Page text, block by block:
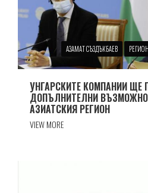
АЗАМАТ СЪЗДЪКБАЕВ
УНГАРСКИТЕ КОМПАНИИ ЩЕ
ДОПЪЛНИТЕЛНИ
АЗИАТСКИЯ РЕГИОН
VIEW MORE